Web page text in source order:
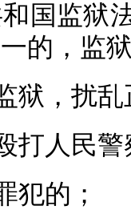
监狱法
的，监
，扰乱
人民警
的；